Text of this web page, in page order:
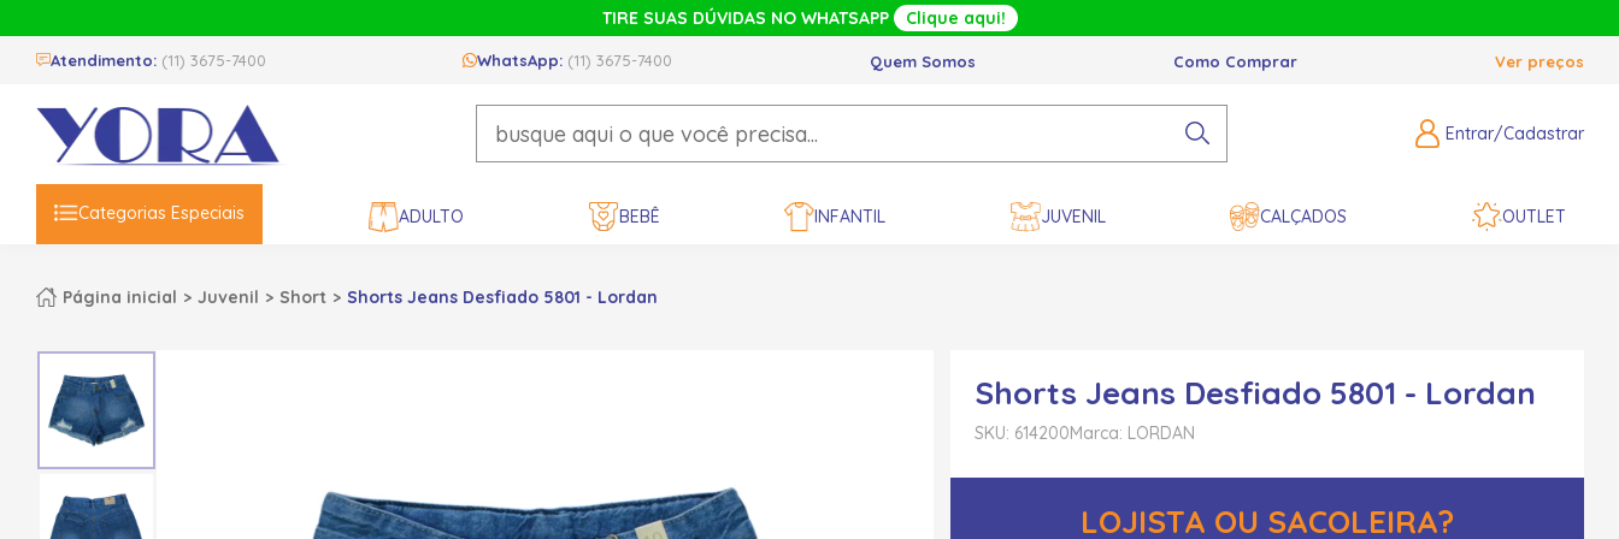
TIRE SUAS DÚVIDAS NO WHATSAPP Clique aqui!
Atendimento: (11) 3675-7400 WhatsApp: (11) 3675-7400 Quem Somos Como Comprar Ver preços
Entrar/Cadastrar
Categorias Especiais ADULTO BEBÊ INFANTIL JUVENIL CALÇADOS OUTLET
Página inicial Juvenil Short Shorts Jeans Desfiado 5801 - Lordan
Shorts Jeans Desfiado 5801 - Lordan
SKU: 614200Marca: LORDAN
LOJISTA OU SACOLEIRA?